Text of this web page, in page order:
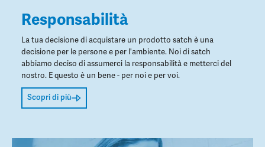
Responsabilità
La tua decisione di acquistare un prodotto satch è una
decisione per le persone e per l'ambiente. Noi di satch
abbiamo deciso di assumerci la responsabilità e metterci del
nostro. E questo è un bene - per noi e per voi.
Scopri di più